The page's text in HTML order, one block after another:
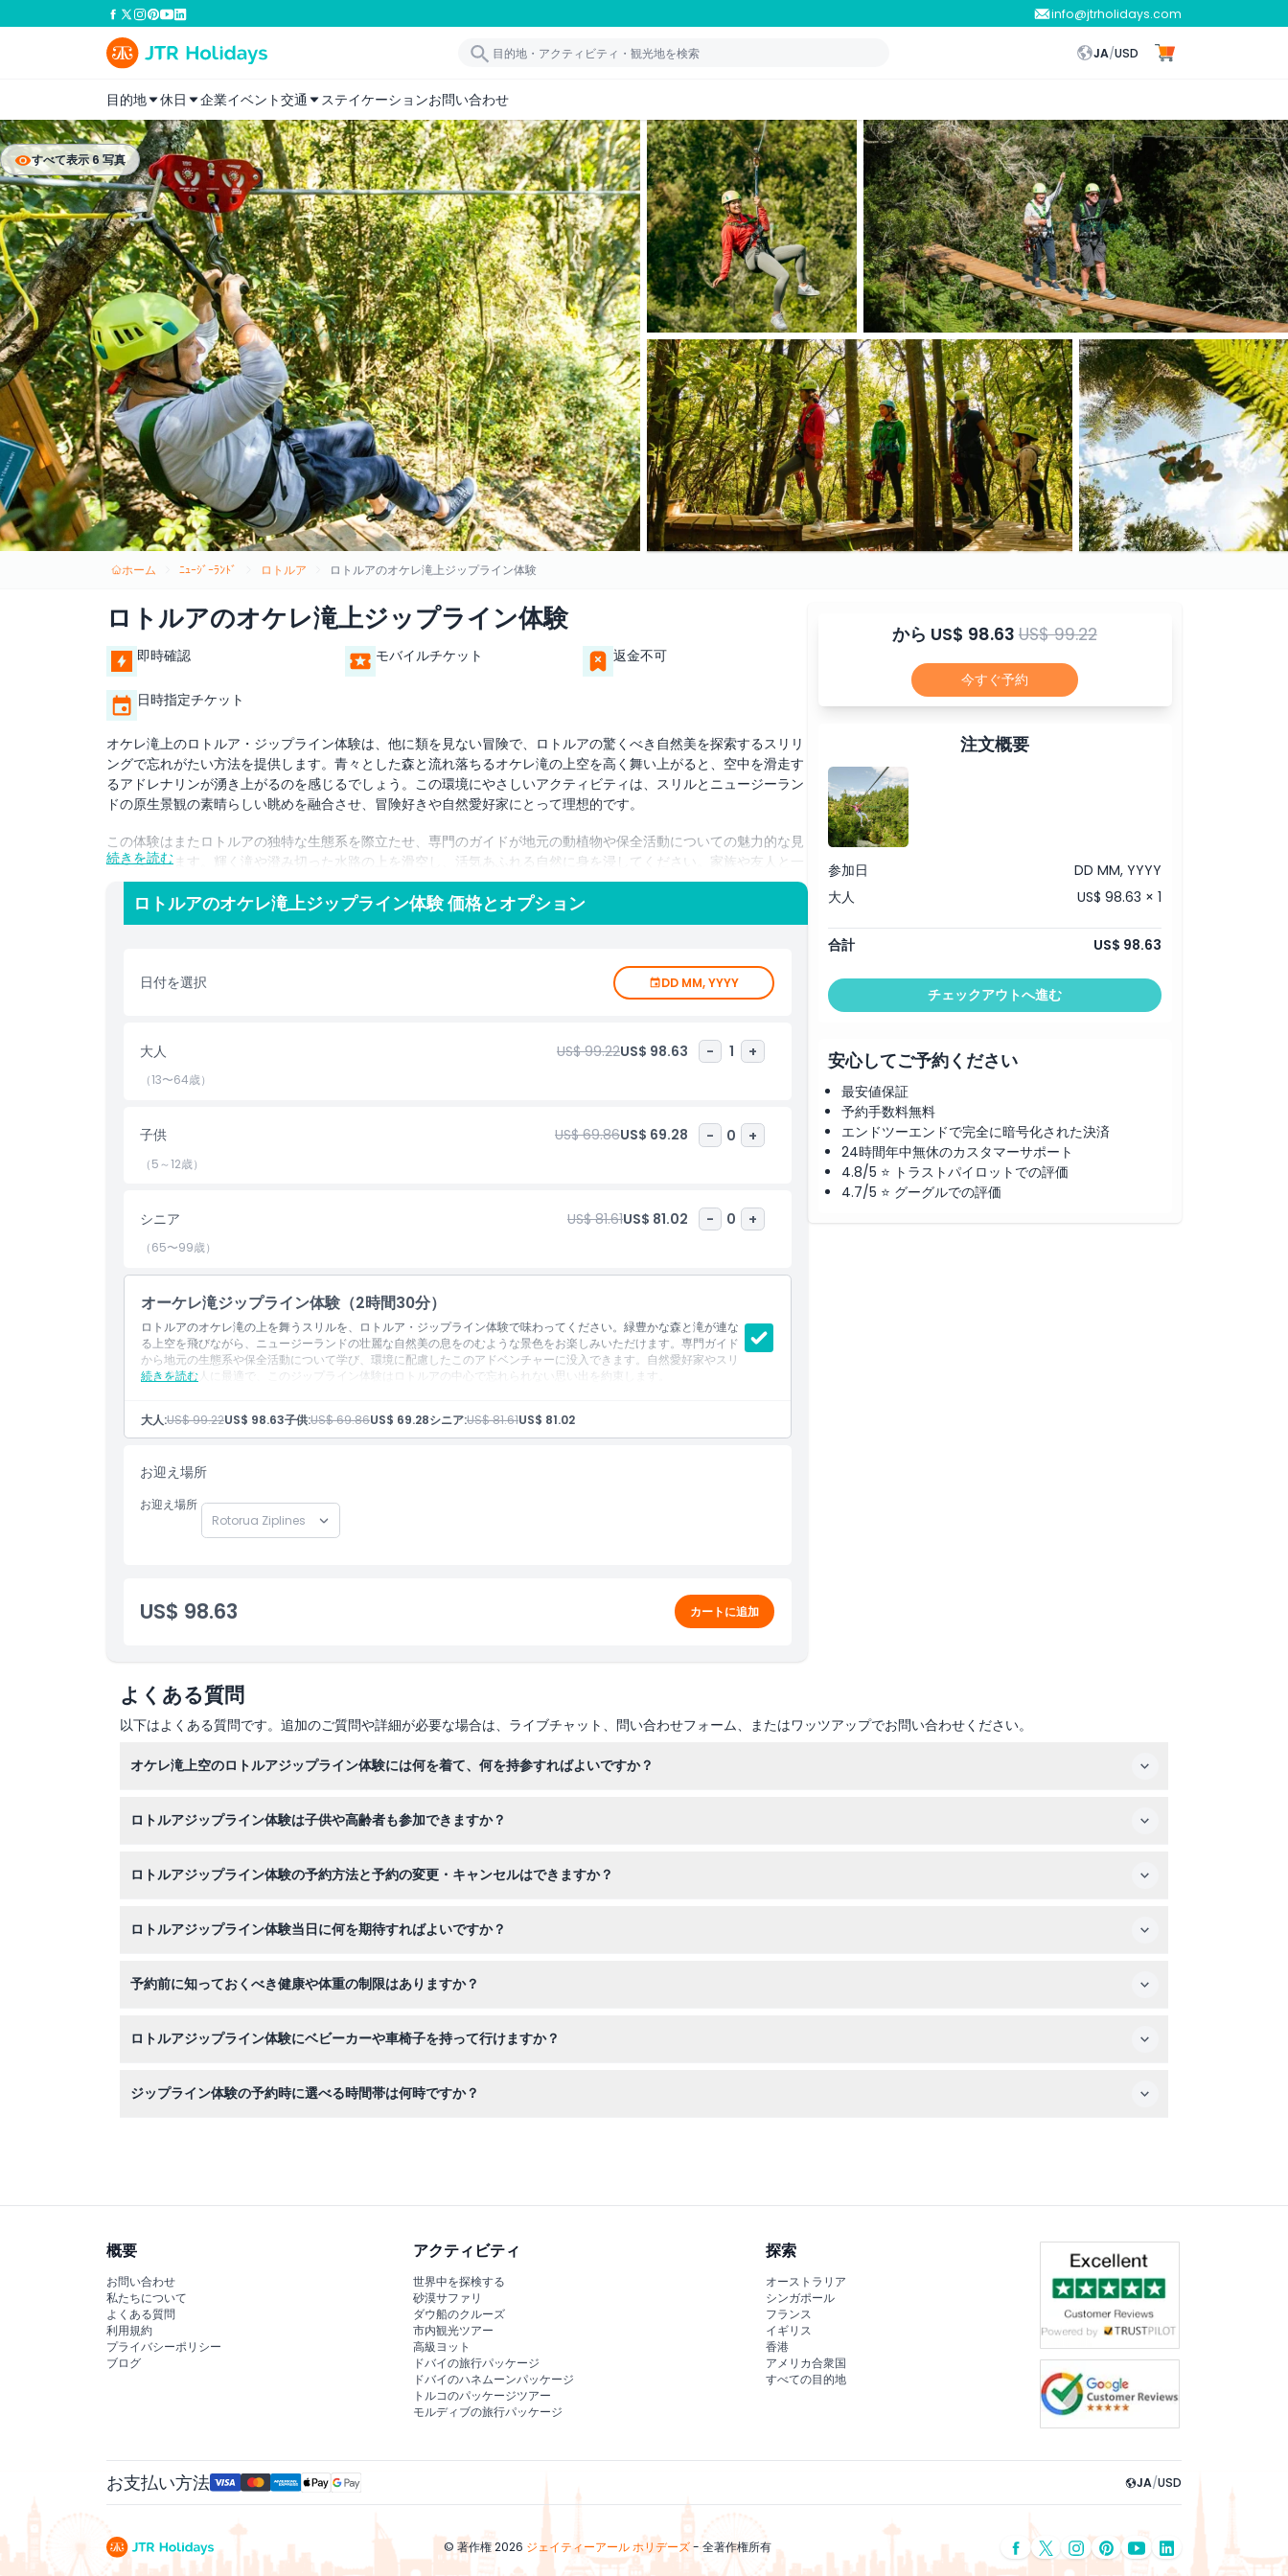
info@jtrholidays.com
JA/USD
目的地 休日 企業イベント交通 ステイケーションお問い合わせ
すべて表示 6 写真
ホーム ﾆｭｰｼﾞｰﾗﾝﾄﾞ ロトルア ロトルアのオケレ滝上ジップライン体験
ロトルアのオケレ滝上ジップライン体験
即時確認 モバイルチケット 返金不可
日時指定チケット
オケレ滝上のロトルア・ジップライン体験は、他に類を見ない冒険で、ロトルアの驚くべき自然美を探索するスリリ
ングで忘れがたい方法を提供します。青々とした森と流れ落ちるオケレ滝の上空を高く舞い上がると、空中を滑走す
るアドレナリンが湧き上がるのを感じるでしょう。この環境にやさしいアクティビティは、スリルとニュージーラン
ドの原生景観の素晴らしい眺めを融合させ、冒険好きや自然愛好家にとって理想的です。
この体験はまたロトルアの独特な生態系を際立たせ、専門のガイドが地元の動植物や保全活動についての魅力的な見
識を共有します。輝く滝や澄み切った水路の上を滑空し、活気あふれる自然に身を浸してください。家族や友人と一
緒でも、ひとりで訪れても、オケレ滝上のロトルア・ジップライン体験は、忘れられない思い出を作る特別な方法で
す。それは単なるジップラインの乗り物ではなく、ロトルアの息をのむような自然の核心へと向かう旅なのです。
子供／大人ポリシー
除外事項
営業時間
注意事項
場所
キャンセルポリシー
続きを読む
ロトルアのオケレ滝上ジップライン体験 価格とオプション
日付を選択 DD MM, YYYY
大人 US$ 99.22US$ 98.63 - 1 +
（13〜64歳）
子供 US$ 69.86US$ 69.28 - 0 +
（5～12歳）
シニア US$ 81.61US$ 81.02 - 0 +
（65〜99歳）
オーケレ滝ジップライン体験（2時間30分）
ロトルアのオケレ滝の上を舞うスリルを、ロトルア・ジップライン体験で味わってください。緑豊かな森と滝が連な
る上空を飛びながら、ニュージーランドの壮麗な自然美の息をのむような景色をお楽しみいただけます。専門ガイド
から地元の生態系や保全活動について学び、環境に配慮したこのアドベンチャーに没入できます。自然愛好家やスリ
ルを求める人に最適で、このジップライン体験はロトルアの中心で忘れられない思い出を約束します。
続きを読む
大人:US$ 99.22US$ 98.63子供:US$ 69.86US$ 69.28シニア:US$ 81.61US$ 81.02
お迎え場所
お迎え場所
US$ 98.63 カートに追加
から US$ 98.63US$ 99.22
今すぐ予約
注文概要
参加日
DD MM, YYYY
大人
US$ 98.63 × 1
合計 US$ 98.63
チェックアウトへ進む
安心してご予約ください
最安値保証
予約手数料無料
エンドツーエンドで完全に暗号化された決済
24時間年中無休のカスタマーサポート
4.8/5 ⭐ トラストパイロットでの評価
4.7/5 ⭐ グーグルでの評価
よくある質問
以下はよくある質問です。追加のご質問や詳細が必要な場合は、ライブチャット、問い合わせフォーム、またはワッツアップでお問い合わせください。
オケレ滝上空のロトルアジップライン体験には何を着て、何を持参すればよいですか？
ロトルアジップライン体験は子供や高齢者も参加できますか？
ロトルアジップライン体験の予約方法と予約の変更・キャンセルはできますか？
い。
ロトルアジップライン体験当日に何を期待すればよいですか？
歩道を含みます。
予約前に知っておくべき健康や体重の制限はありますか？
めしません。
ロトルアジップライン体験にベビーカーや車椅子を持って行けますか？
ジップライン体験の予約時に選べる時間帯は何時ですか？
概要
お問い合わせ
私たちについて
よくある質問
利用規約
プライバシーポリシー
ブログ
アクティビティ
世界中を探検する
砂漠サファリ
ダウ船のクルーズ
市内観光ツアー
高級ヨット
ドバイの旅行パッケージ
ドバイのハネムーンパッケージ
トルコのパッケージツアー
モルディブの旅行パッケージ
探索
オーストラリア
シンガポール
フランス
イギリス
香港
アメリカ合衆国
すべての目的地
お支払い方法 JA/USD
© 著作権 2026 ジェイティーアール ホリデーズ- 全著作権所有